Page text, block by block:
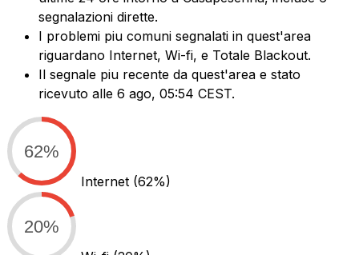
segnalazioni dirette.
I problemi piu comuni segnalati in quest'area
riguardano Internet, Wi-fi, e Totale Blackout.
Il segnale piu recente da quest'area e stato
ricevuto alle 6 ago, 05:54 CEST.
62%
Internet (62%)
20%